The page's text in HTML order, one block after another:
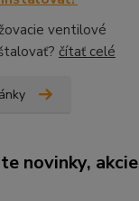
ventilové
čítať celé
novinky, akcie